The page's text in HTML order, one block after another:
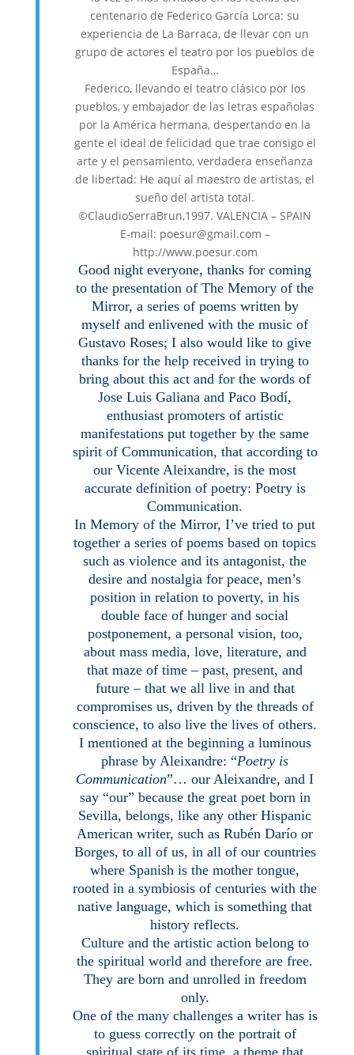
centenario de Federico García Lorca: su
experiencia de La Barraca, de llevar con un
grupo de actores el teatro por los pueblos de
España…
Federico, llevando el teatro clásico por los
pueblos, y embajador de las letras españolas
por la América hermana, despertando en la
gente el ideal de felicidad que trae consigo el
arte y el pensamiento, verdadera enseñanza
de libertad: He aquí al maestro de artistas, el
sueño del artista total.
©ClaudioSerraBrun,1997. VALENCIA – SPAIN
E-mail: poesur@gmail.com –
http://www.poesur.com
Good night everyone, thanks for coming
to the presentation of The Memory of the
Mirror, a series of poems written by
myself and enlivened with the music of
Gustavo Roses; I also would like to give
thanks for the help received in trying to
bring about this act and for the words of
Jose Luis Galiana and Paco Bodí,
enthusiast promoters of artistic
manifestations put together by the same
spirit of Communication, that according to
our Vicente Aleixandre, is the most
accurate definition of poetry: Poetry is
Communication.
In Memory of the Mirror, I’ve tried to put
together a series of poems based on topics
such as violence and its antagonist, the
desire and nostalgia for peace, men’s
position in relation to poverty, in his
double face of hunger and social
postponement, a personal vision, too,
about mass media, love, literature, and
that maze of time – past, present, and
future – that we all live in and that
compromises us, driven by the threads of
conscience, to also live the lives of others.
I mentioned at the beginning a luminous
phrase by Aleixandre: “Poetry is
Communication”… our Aleixandre, and I
say “our” because the great poet born in
Sevilla, belongs, like any other Hispanic
American writer, such as Rubén Darío or
Borges, to all of us, in all of our countries
where Spanish is the mother tongue,
rooted in a symbiosis of centuries with the
native language, which is something that
history reflects.
Culture and the artistic action belong to
the spiritual world and therefore are free.
They are born and unrolled in freedom
only.
One of the many challenges a writer has is
to guess correctly on the portrait of
spiritual state of its time, a theme that